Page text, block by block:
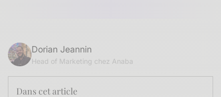
Dorian Jeannin
Head of Marketing chez Anaba
Dans cet article